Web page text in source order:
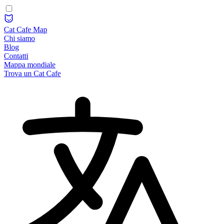
Cat Cafe Map
Chi siamo
Blog
Contatti
Mappa mondiale
Trova un Cat Cafe